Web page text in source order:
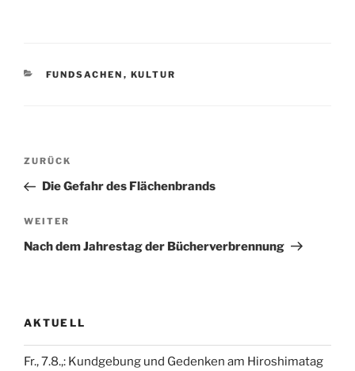
KATEGORIEN
FUNDSACHEN , KULTUR
Beitragsnavigation
Vorheriger
Beitrag
ZURÜCK
Die Gefahr des Flächenbrands
Nächster
Beitrag
WEITER
Nach dem Jahrestag der Bücherverbrennung
AKTUELL
Fr., 7.8.,: Kundgebung und Gedenken am Hiroshimatag